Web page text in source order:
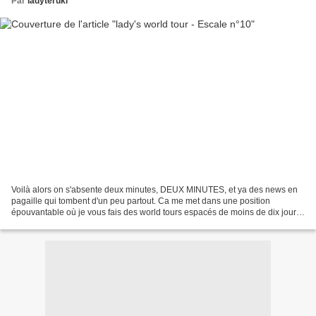
Voilà alors on s'absente deux minutes, DEUX MINUTES, et ya des news en
pagaille qui tombent d'un peu partout. Ca me met dans une position
épouvantable où je vous fais des world tours espacés de moins de dix jours,